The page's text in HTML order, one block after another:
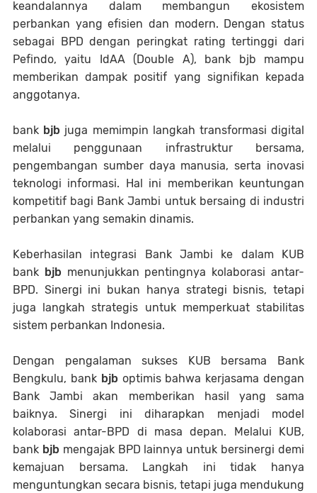
keandalannya dalam membangun ekosistem
perbankan yang efisien dan modern. Dengan status
sebagai BPD dengan peringkat rating tertinggi dari
Pefindo, yaitu IdAA (Double A), bank bjb mampu
memberikan dampak positif yang signifikan kepada
anggotanya.
bank bjb juga memimpin langkah transformasi digital
melalui penggunaan infrastruktur bersama,
pengembangan sumber daya manusia, serta inovasi
teknologi informasi. Hal ini memberikan keuntungan
kompetitif bagi Bank Jambi untuk bersaing di industri
perbankan yang semakin dinamis.
Keberhasilan integrasi Bank Jambi ke dalam KUB
bank bjb menunjukkan pentingnya kolaborasi antar-
BPD. Sinergi ini bukan hanya strategi bisnis, tetapi
juga langkah strategis untuk memperkuat stabilitas
sistem perbankan Indonesia.
Dengan pengalaman sukses KUB bersama Bank
Bengkulu, bank bjb optimis bahwa kerjasama dengan
Bank Jambi akan memberikan hasil yang sama
baiknya. Sinergi ini diharapkan menjadi model
kolaborasi antar-BPD di masa depan. Melalui KUB,
bank bjb mengajak BPD lainnya untuk bersinergi demi
kemajuan bersama. Langkah ini tidak hanya
menguntungkan secara bisnis, tetapi juga mendukung